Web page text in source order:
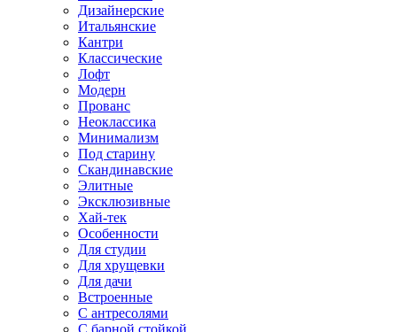
Дизайнерские
Итальянские
Кантри
Классические
Лофт
Модерн
Прованс
Неоклассика
Минимализм
Под старину
Скандинавские
Элитные
Эксклюзивные
Хай-тек
Особенности
Для студии
Для хрущевки
Для дачи
Встроенные
С антресолями
С барной стойкой